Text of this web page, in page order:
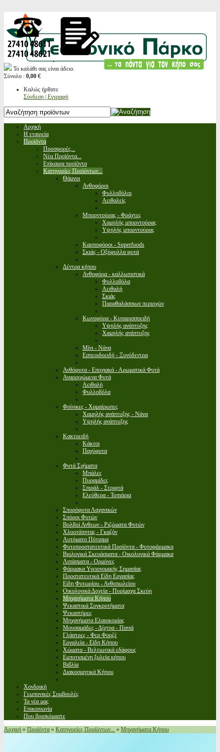
Το καλάθι σας είναι άδειο.
Σύνολο : 0,00 €
Καλώς ήρθατε
Σύνδεση | Εγγραφή
Αρχική
Η εταιρεία
Προϊόντα
Προσφορές...
Νέα Προϊόντα...
Επίκαιρα προϊόντα
Κατηγορίες Προϊόντων...
Θάμνοι
Ανθοφόροι
Φυλλοβόλοι
Αειθαλείς
Μπορντούρας - Φράχτες
Χαμηλής μπορντούρας
Υψηλής μπορντούρας
Καρποφόροι - Superfoods
Σκιάς - Οξύφυλλα φυτά
Δέντρα κήπου
Ανθοφόρα - καλλωπιστικά
Φυλλοβόλα
Αειθαλή
Σκιάς
Παραθαλάσσιων περιοχών
Κωνοφόρα - Κυπαρισσοειδή
Υψηλής ανάπτυξης
Χαμηλής ανάπτυξης
Μίνι - Νάνα
Εσπεριδοειδή - Ξυνόδεντρα
Ανθόφυτα - Εποχιακά - Αρωματικά Φυτά
Αναρριχώμενα Φυτά
Αειθαλή
Φυλλοβόλα
Φοίνικες - Χαμαίρωπες
Χαμηλής ανάπτυξης - Νάνα
Υψηλής ανάπτυξης
Κακτοειδή
Κάκτοι
Παχύφυτα
Φυτά Σχήματα
Μπάλες
Πυραμίδες
Σπιράλ - Στριφτά
Ελεύθερα - Τοπιάρια
Σπορόφυτα Λαχανικών
Σπόροι Φυτών
Βολβοί Ανθεων - Ριζώματα Φυτών
Χλοοτάπητας - Γκαζόν
Αυτόματο Πότισμα
Φυτοπροστατευτικά Προϊόντα - Φυτοφάρμακα
Βιολογικά Σκευάσματα - Οικολογικά Φάρμακα
Λιπάσματα - Ορμόνες
Φάρμακα Υγειονομικής Σημασίας
Προστατευτικά Είδη Εργασίας
Είδη Φυτωρίου - Ανθοπωλείου
Οικολογικά Δοχεία - Πυρίμαχα Σκεύη
Μηχανήματα Κήπου
Ψεκαστικά Συγκροτήματα
Ψεκαστήρες
Μηχανήματα Ελαιοκομίας
Μουσαμάδες - Δίχτυα - Πανιά
Γλάστρες - Φερ Φορζέ
Εργαλεία - Είδη Κήπου
Χώματα - Βελτιωτικά εδάφους
Εμποτισμένη ξυλεία κήπου
Βιβλία
Διακοσμητικά Κήπου
Χονδρική
Γεωπονικές Συμβουλές
Τα νέα μας
Επικοινωνία
Που βρισκόμαστε
Αρχική » Προϊόντα » Κατηγορίες Προϊόντων... » Μηχανήματα Κήπου